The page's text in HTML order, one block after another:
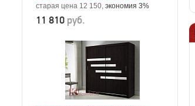
старая цена 12 150, экономия 3%
11 810 руб.